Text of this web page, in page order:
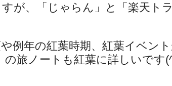
が、「じゃらん」と「楽天ト
例年の紅葉時期、紅葉イベン
旅ノートも紅葉に詳しいです